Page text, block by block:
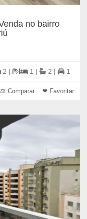
no bairro
2 | 1 | 2 | 1
⚖ Comparar ❤ Favoritar